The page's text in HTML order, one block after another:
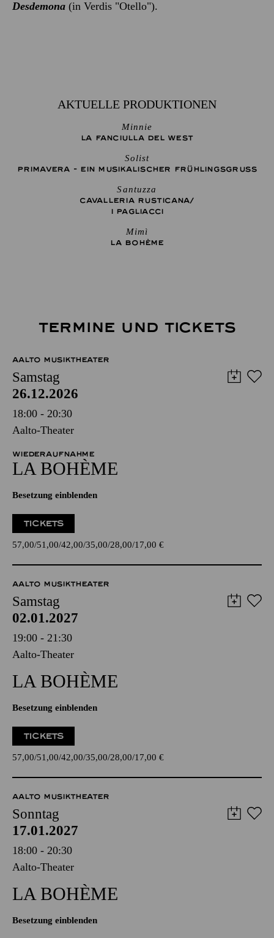
Desdemona (in Verdis "Otello").
AKTUELLE PRODUKTIONEN
Minnie
LA FANCIULLA DEL WEST
Solist
PRIMAVERA - EIN MUSIKALISCHER FRÜHLINGSGRUSS
Santuzza
CAVALLERIA RUSTICANA/
I PAGLIACCI
Mimì
LA BOHÈME
TERMINE UND TICKETS
AALTO MUSIKTHEATER
Samstag
26.12.2026
18:00 - 20:30
Aalto-Theater
WIEDERAUFNAHME
LA BOHÈME
Besetzung einblenden
TICKETS
57,00 51,00 42,00 35,00 28,00 17,00 €
AALTO MUSIKTHEATER
Samstag
02.01.2027
19:00 - 21:30
Aalto-Theater
LA BOHÈME
Besetzung einblenden
TICKETS
57,00 51,00 42,00 35,00 28,00 17,00 €
AALTO MUSIKTHEATER
Sonntag
17.01.2027
18:00 - 20:30
Aalto-Theater
LA BOHÈME
Besetzung einblenden